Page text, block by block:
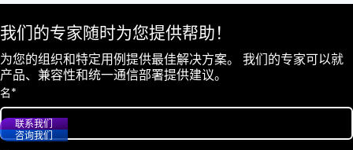
我们的专家随时为您提供帮助！
为您的组织和特定用例提供最佳解决方案。 我们的专家可以就
产品、兼容性和统一通信部署提供建议。
名*
联系我们
咨询我们